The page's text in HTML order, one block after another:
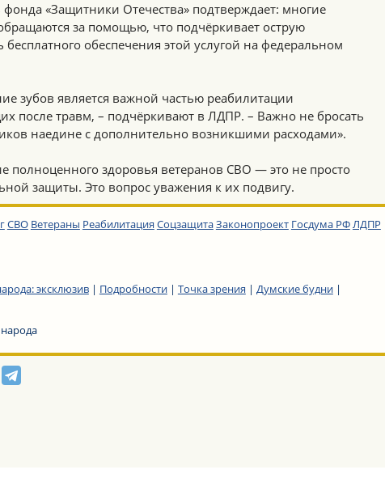
фонда «Защитники Отечества» подтверждает: многие
за помощью, что подчёркивает острую
бесплатного обеспечения этой услугой на федеральном
зубов является важной частью реабилитации
после травм, – подчёркивают в ЛДПР. – Важно не бросать
наедине с дополнительно возникшими расходами».
полноценного здоровья ветеранов СВО — это не просто
защиты. Это вопрос уважения к их подвигу.
СВО Ветераны Реабилитация СоцзащитаЗаконопроект Госдума РФЛДПР
эксклюзив| Подробности| Точка зрения | Думские будни|